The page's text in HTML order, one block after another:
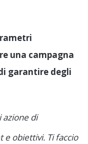
una campagna
garantire degli
azione di
e obiettivi. Ti faccio